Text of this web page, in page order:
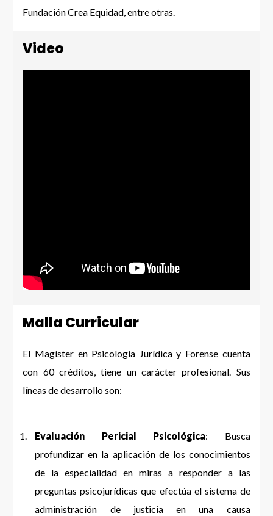
Fundación Crea Equidad, entre otras.
Video
Malla Curricular
El Magíster en Psicología Jurídica y Forense cuenta
con 60 créditos, tiene un carácter profesional. Sus
líneas de desarrollo son:
Evaluación Pericial Psicológica: Busca
profundizar en la aplicación de los conocimientos
de la especialidad en miras a responder a las
preguntas psicojurídicas que efectúa el sistema de
administración de justicia en una causa